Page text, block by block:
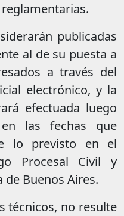
publicadas
al de su puesta a
a través del
electrónico, y la
efectuada luego
las fechas que
lo previsto en el
Procesal Civil y
de Buenos Aires.
técnicos, no resulte